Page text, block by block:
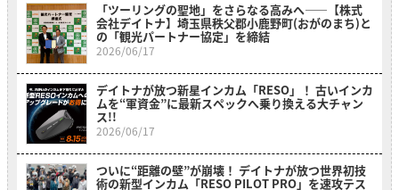
「ツーリングの聖地」をさらなる高みへ――【株式
会社デイトナ】埼玉県秩父郡小鹿野町(おがのまち)と
の「観光パートナー協定」を締結
2026/06/17
デイトナが放つ新星インカム「RESO」！ 古いインカ
ムを“軍資金”に最新スペックへ乗り換える大チャン
ス!!
2026/06/17
ついに“距離の壁”が崩壊！ デイトナが放つ世界初技
術の新型インカム「RESO PILOT PRO」を速攻テス